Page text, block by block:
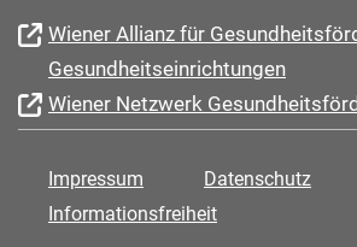
Wiener Allianz für
Gesundheitseinrichtungen
Wiener Netzwerk
Impressum
Datenschutz
Informationsfreiheit